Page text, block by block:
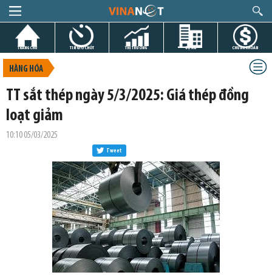
TRANG CHỦ TIN GIỜ CHÓT THỊ TRƯỜNG DỰ ÁN CHỨNG KHOÁN
HÀNG HÓA
TT sắt thép ngày 5/3/2025: Giá thép đồng
loạt giảm
10:10 05/03/2025
Tweet